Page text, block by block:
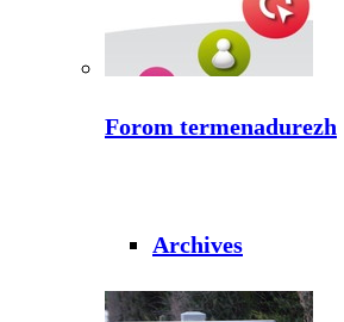
Forom termenadurezh
Archives